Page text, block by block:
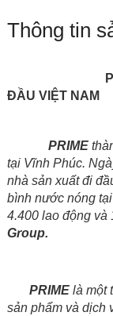
Thông tin
ĐẦU VIỆT NAM
PRIME
tại Vĩnh Phúc.
nhà sản xuất đi
bình nước nóng
4.400 lao động và
Group.
PRIME là một
sản phẩm và dịch